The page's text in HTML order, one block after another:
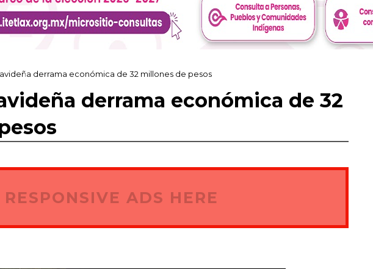
derrama económica de 32 millones de pesos
derrama económica de 32
RESPONSIVE ADS HERE